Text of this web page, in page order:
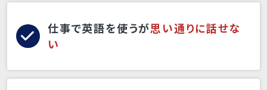
仕事で英語を使うが思い通りに話せな
い